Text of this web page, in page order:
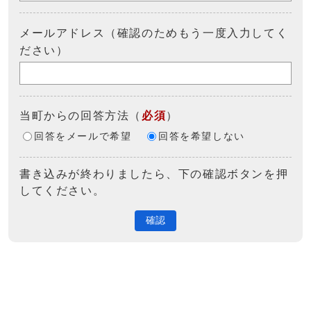
メールアドレス（確認のためもう一度入力してく
ださい）
当町からの回答方法 （ 必須）
回答をメールで希望 回答を希望しない
書き込みが終わりましたら、下の確認ボタンを押
してください。
確認